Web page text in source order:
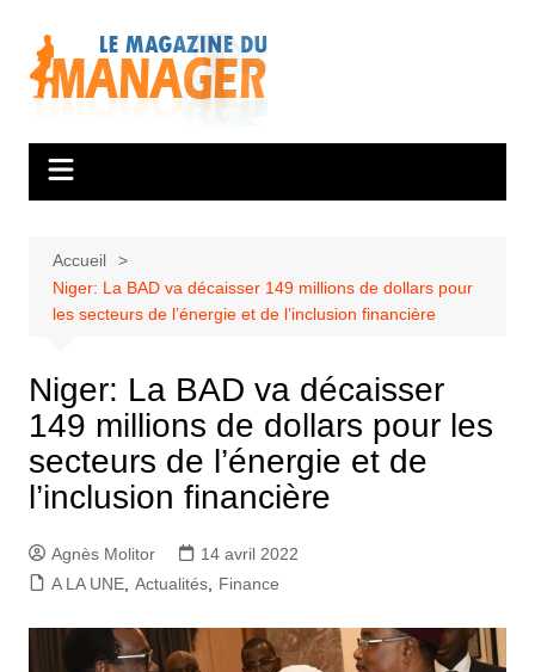
contenu
Accueil
Niger: La BAD va décaisser 149 millions de dollars pour
les secteurs de l’énergie et de l’inclusion financière
Niger: La BAD va décaisser
149 millions de dollars pour les
secteurs de l’énergie et de
l’inclusion financière
Agnès Molitor
14 avril 2022
A LA UNE, Actualités, Finance